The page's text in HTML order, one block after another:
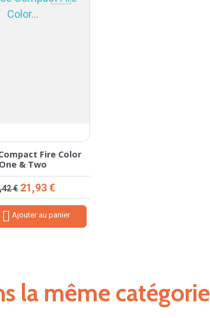
Fire Color
One & Two
de base
€ Prix
21,93 €
 Ajouter au panier
la même catégorie